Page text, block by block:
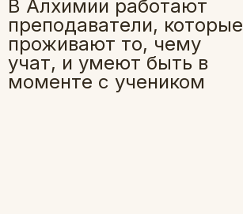
В Алхимии работают
преподаватели, которые
проживают то, чему
учат, и умеют быть в
моменте с учеником